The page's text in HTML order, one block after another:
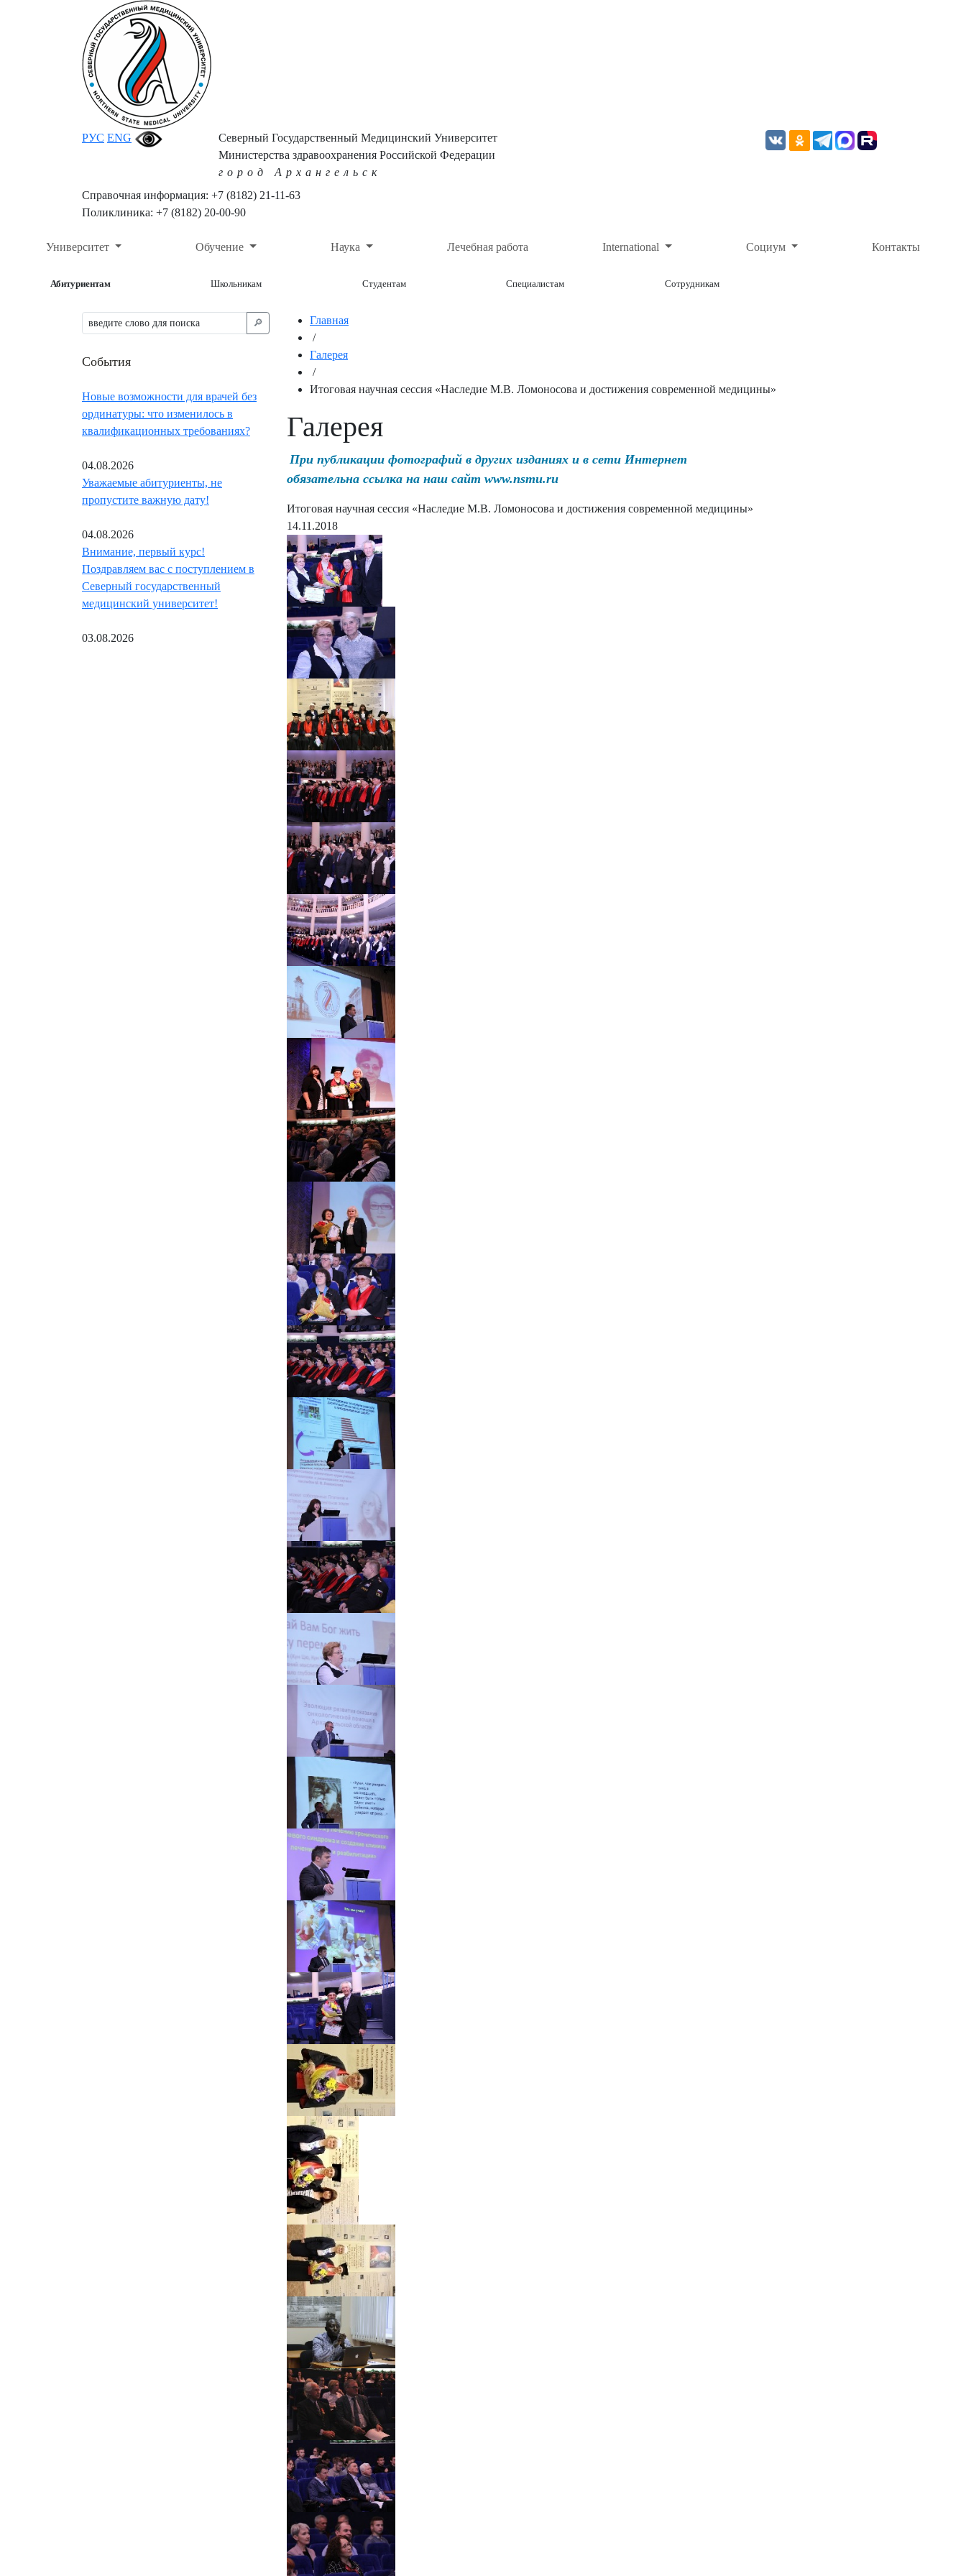
РУС ENG
Северный Государственный Медицинский Университет
Министерства здравоохранения Российской Федерации
город Архангельск
Справочная информация: +7 (8182) 21-11-63
Поликлиника: +7 (8182) 20-00-90
Университет Обучение Наука Лечебная работа International Социум Контакты
Абитуриентам Школьникам Студентам Специалистам Сотрудникам
🔎︎
События
Новые возможности для врачей без
ординатуры: что изменилось в
квалификационных требованиях?
04.08.2026
Уважаемые абитуриенты, не
пропустите важную дату!
04.08.2026
Внимание, первый курс!
Поздравляем вас с поступлением в
Северный государственный
медицинский университет!
03.08.2026
Главная
/
Галерея
/
Итоговая научная сессия «Наследие М.В. Ломоносова и достижения современной медицины»
Галерея
При публикации фотографий в других изданиях и в сети Интернет
обязательна ссылка на наш сайт www.nsmu.ru
Итоговая научная сессия «Наследие М.В. Ломоносова и достижения современной медицины»
14.11.2018